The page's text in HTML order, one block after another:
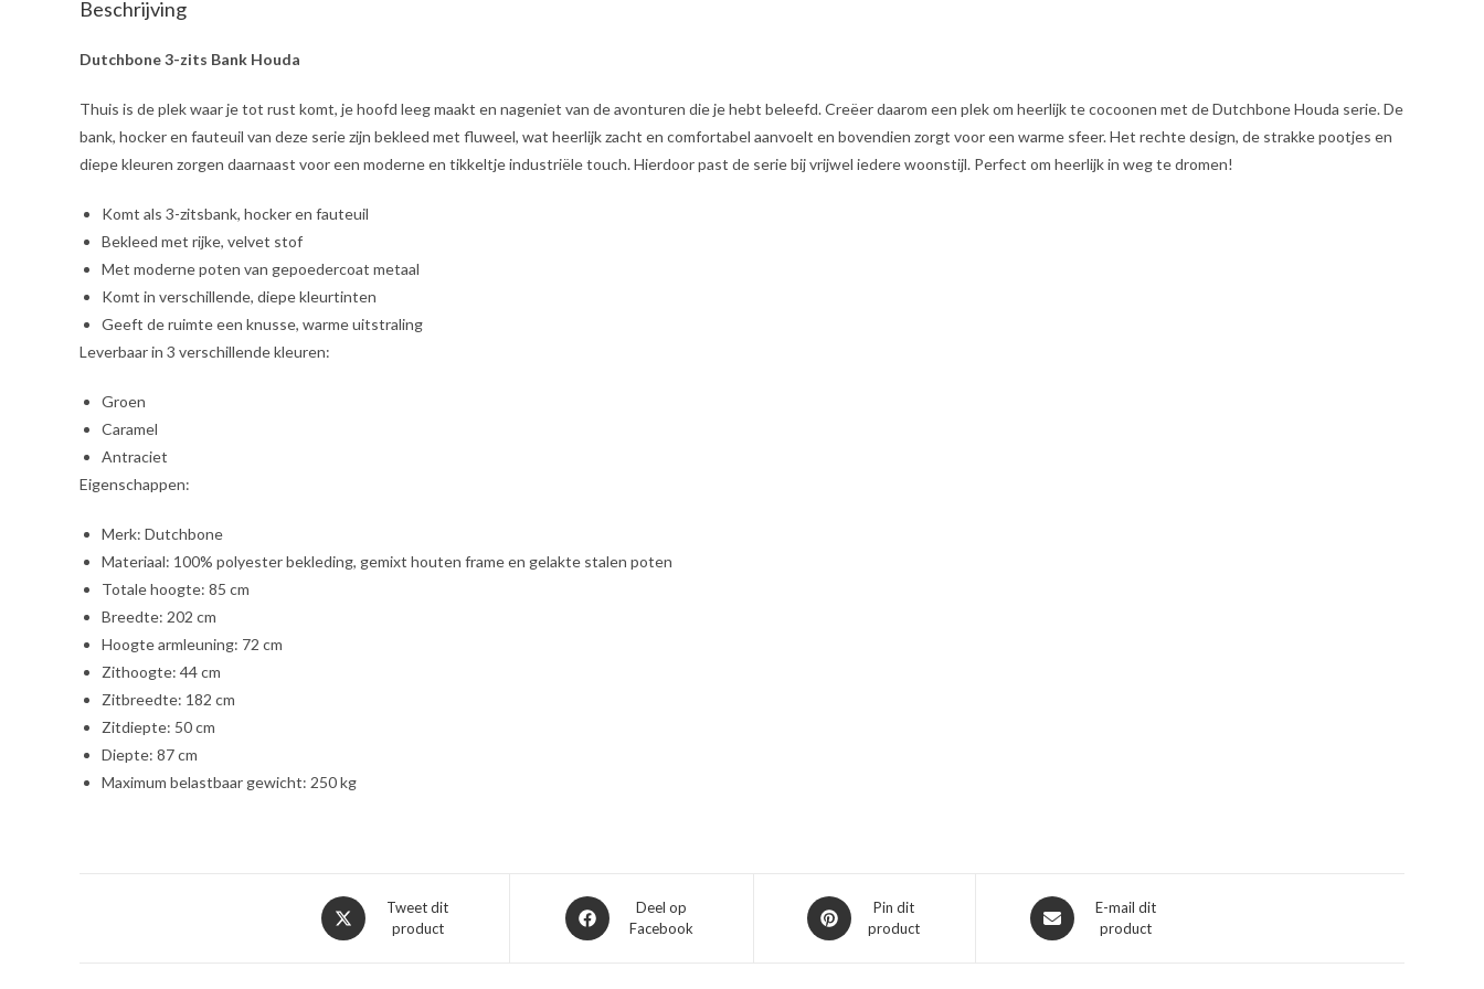
Beschrijving
Dutchbone 3-zits Bank Houda
Thuis is de plek waar je tot rust komt, je hoofd leeg maakt en nageniet van de avonturen die je hebt beleefd. Creëer daarom een plek om heerlijk te cocoonen met de Dutchbone Houda serie. De
bank, hocker en fauteuil van deze serie zijn bekleed met fluweel, wat heerlijk zacht en comfortabel aanvoelt en bovendien zorgt voor een warme sfeer. Het rechte design, de strakke pootjes en
diepe kleuren zorgen daarnaast voor een moderne en tikkeltje industriële touch. Hierdoor past de serie bij vrijwel iedere woonstijl. Perfect om heerlijk in weg te dromen!
Komt als 3-zitsbank, hocker en fauteuil
Bekleed met rijke, velvet stof
Met moderne poten van gepoedercoat metaal
Komt in verschillende, diepe kleurtinten
Geeft de ruimte een knusse, warme uitstraling
Leverbaar in 3 verschillende kleuren:
Groen
Caramel
Antraciet
Eigenschappen:
Merk: Dutchbone
Materiaal: 100% polyester bekleding, gemixt houten frame en gelakte stalen poten
Totale hoogte: 85 cm
Breedte: 202 cm
Hoogte armleuning: 72 cm
Zithoogte: 44 cm
Zitbreedte: 182 cm
Zitdiepte: 50 cm
Diepte: 87 cm
Maximum belastbaar gewicht: 250 kg
Opent
in
Tweet dit
product
Opent
in
Deel op
Facebook
Opent
in
Pin dit
product
Opent
in
E-mail dit
product